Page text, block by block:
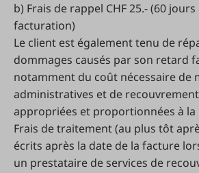
b) Frais de rappel CHF 25.- (60
facturation)
Le client est également tenu de
dommages causés par son retard
notamment du coût nécessaire de
administratives et de
appropriées et proportionnées à la
Frais de traitement (au plus tôt
écrits après la date de la facture
un prestataire de services de